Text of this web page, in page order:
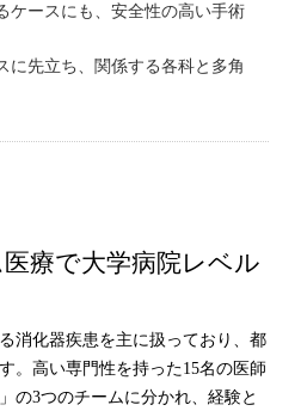
ケースにも、安全性の高い手術
に先立ち、関係する各科と多角
療で大学病院レベル
消化器疾患を主に扱っており、都
。高い専門性を持った15名の医師
の3つのチームに分かれ、経験と